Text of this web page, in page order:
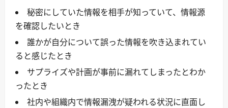
秘密にしていた情報を相手が知っていて、情報源
を確認したいとき
誰かが自分について誤った情報を吹き込まれてい
ると感じたとき
サプライズや計画が事前に漏れてしまったとわか
ったとき
社内や組織内で情報漏洩が疑われる状況に直面し